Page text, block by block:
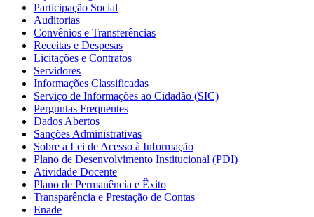
Participação Social
Auditorias
Convênios e Transferências
Receitas e Despesas
Licitações e Contratos
Servidores
Informações Classificadas
Serviço de Informações ao Cidadão (SIC)
Perguntas Frequentes
Dados Abertos
Sanções Administrativas
Sobre a Lei de Acesso à Informação
Plano de Desenvolvimento Institucional (PDI)
Atividade Docente
Plano de Permanência e Êxito
Transparência e Prestação de Contas
Enade